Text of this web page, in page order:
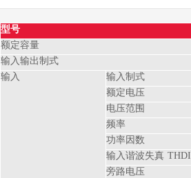
型号
额定容量
输入输出制式
输入
输入制式
额定电压
电压范围
频率
功率因数
输入谐波失真 THDI
旁路电压